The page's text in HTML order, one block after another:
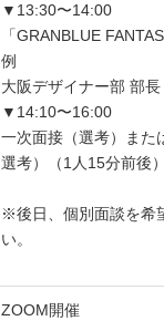
▼13:30〜14:00
「GRANBLUE
例
大阪デザイナー部 部
▼14:10〜16:00
一次面接（選考）また
選考）（1人15分前後）
※後日、個別面談を希
い。
ZOOM開催